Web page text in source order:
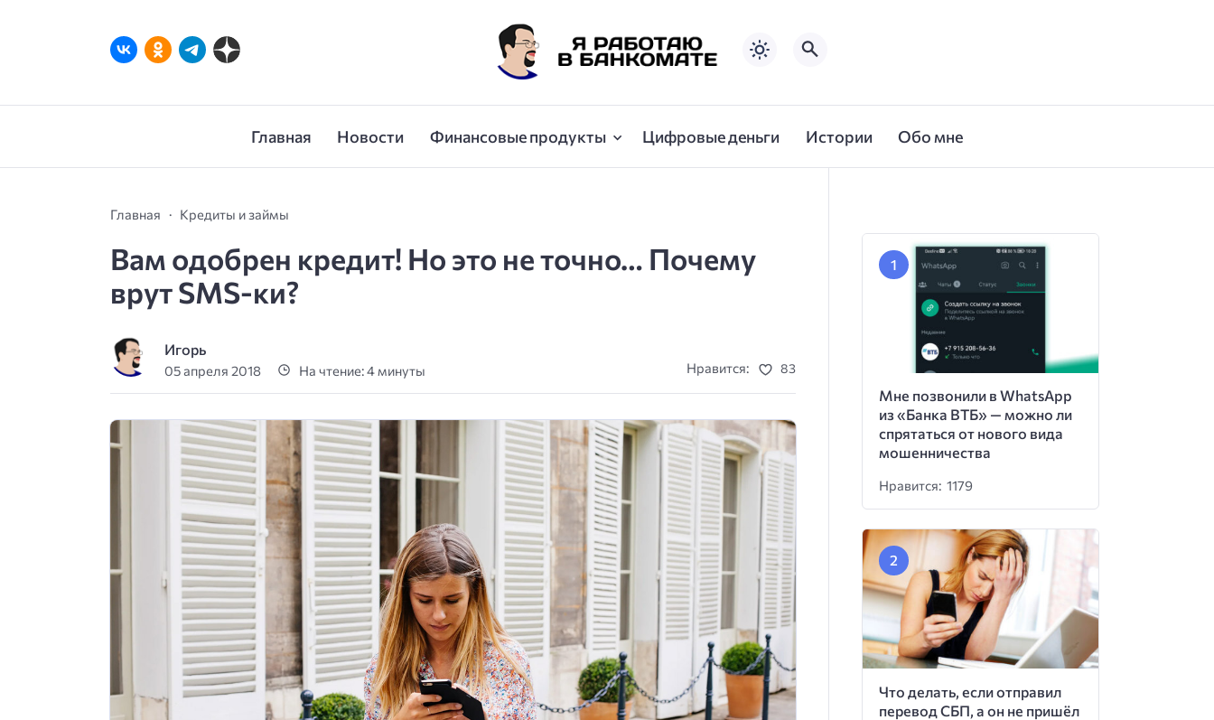
Главная Новости Финансовые продукты Цифровые деньги Истории Обо мне
Главная Кредиты и займы
Вам одобрен кредит! Но это не точно… Почему
врут SMS-ки?
Игорь
05 апреля 2018 На чтение: 4 минуты Нравится: 83
Мне позвонили в WhatsApp
из «Банка ВТБ» — можно ли
спрятаться от нового вида
мошенничества
Нравится: 1179
Что делать, если отправил
перевод СБП, а он не пришёл